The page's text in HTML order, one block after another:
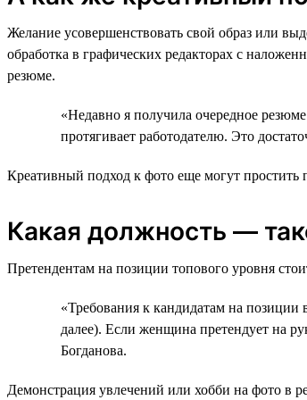
Желание усовершенствовать свой образ или
обработка в графических редакторах с
резюме.
«Недавно я получила очередное
протягивает работодателю. Это
Креативный подход к фото еще могут простить
Какая должность —
Претендентам на позиции топового уровня
«Требования к кандидатам на позиции
далее). Если женщина претендует на
Богданова.
Демонстрация увлечений или хобби на фото в